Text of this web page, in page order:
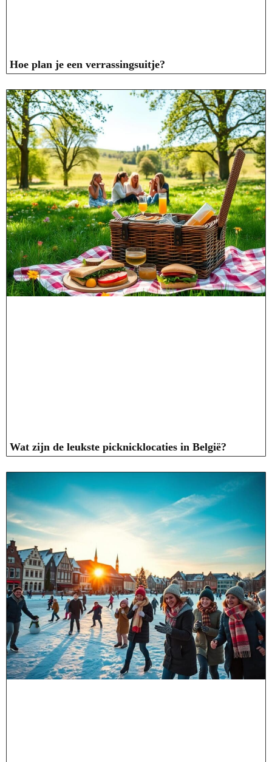
Hoe plan je een verrassingsuitje?
Wat zijn de leukste picknicklocaties in België?